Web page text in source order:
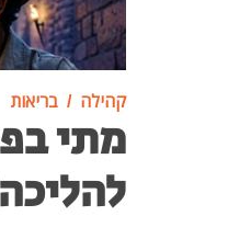
קהילה בריאות
מתי